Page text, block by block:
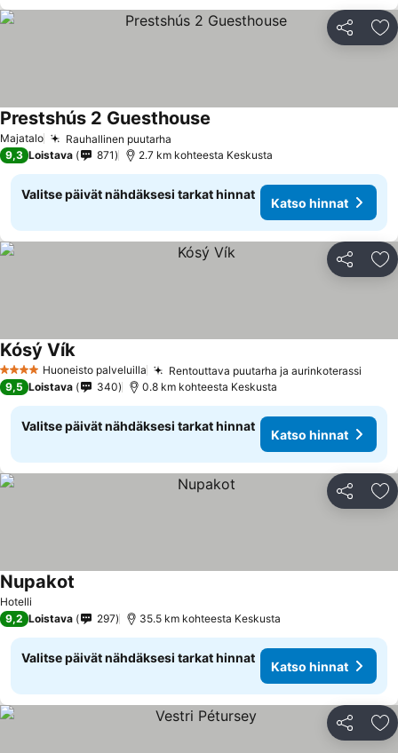
Jaa
Majatalo Rauhallinen puutarha
Prestshús 2 Guesthouse
9,3 Loistava 871 2.7 km kohteesta Keskusta
Valitse päivät nähdäksesi tarkat hinnat
Katso hinnat
Jaa
4 TähtiluokitusHuoneisto palveluilla Rentouttava puutarha ja aurinkoterassi
Kósý VíkKatso hinnat
9,5 Loistava 340 0.8 km kohteesta Keskusta
Valitse päivät nähdäksesi tarkat hinnat
Katso hinnat
Jaa
Hotelli
Nupakot
9,2 Loistava 297 35.5 km kohteesta Keskusta
Valitse päivät nähdäksesi tarkat hinnat
Katso hinnat
Jaa